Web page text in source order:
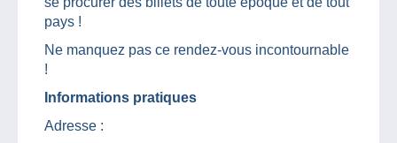
pays !
Ne manquez pas ce rendez-vous incontournable
!
Informations pratiques
Adresse :